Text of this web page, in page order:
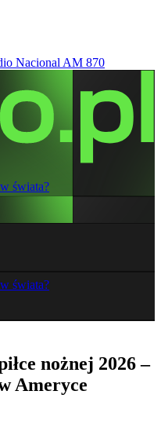
Nacional AM 870
świata?
świata?
nożnej 2026 –
Ameryce